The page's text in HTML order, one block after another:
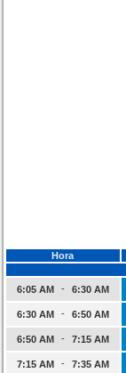
Hora
6:05 AM
- 6:30 AM
6:30 AM - 6:50 AM
6:50 AM - 7:15 AM
7:15 AM - 7:35 AM